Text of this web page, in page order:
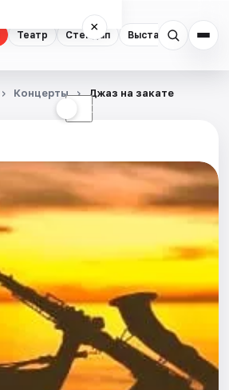
Театр Стендап Выставки
×
☾
Концерты Джаз на закате